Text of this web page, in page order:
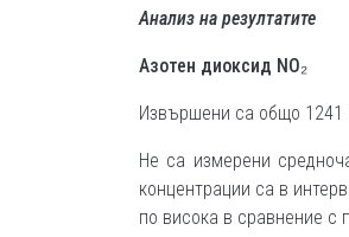
Анализ на резултатите
Азотен диоксид NO₂
Извършени са общо 1241
Не са измерени
концентрации са в
по висока в сравнение с